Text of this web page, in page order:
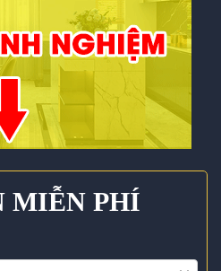
MIỄN PHÍ